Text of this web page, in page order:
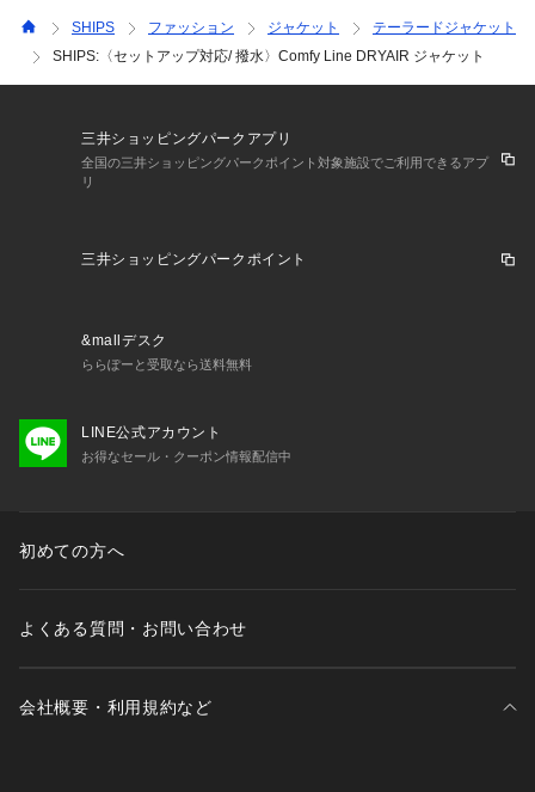
ご確認の上、着用又はお取り扱いください。
※撮影環境による光の当たり具合やパソコン・スマートフォン
商品の色味は商品単体で撮影した画像をご参照ください。
※画像の商品はサンプルです。
SHIPS ファッション ジャケット
テーラードジャケット
SHIPS:〈セットアップ対応/ 撥水〉Comfy Line DRYAIR ジャケット
三井ショッピングパークアプリ
全国の三井ショッピングパークポイント対象施設でご利用できるアプ
リ
三井ショッピングパークポイント
&mallデスク
ららぽーと受取なら送料無料
LINE公式アカウント
お得なセール・クーポン情報配信中
初めての方へ
よくある質問・お問い合わせ
会社概要・利用規約など